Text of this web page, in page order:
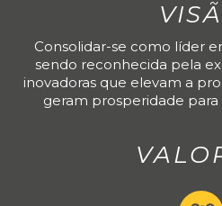
Consolidar-se como líder
sendo reconhecida pela
inovadoras que elevam a
geram prosperidade para